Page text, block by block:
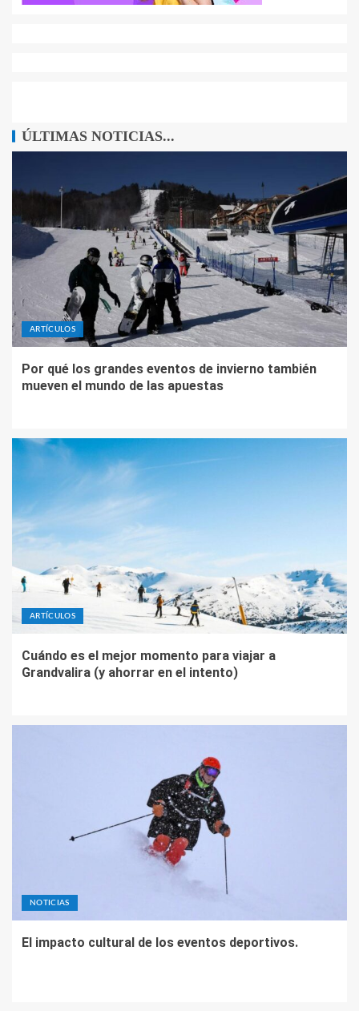
ÚLTIMAS NOTICIAS...
ARTÍCULOS
Por qué los grandes eventos de invierno también
mueven el mundo de las apuestas
ARTÍCULOS
Cuándo es el mejor momento para viajar a
Grandvalira (y ahorrar en el intento)
NOTICIAS
El impacto cultural de los eventos deportivos.